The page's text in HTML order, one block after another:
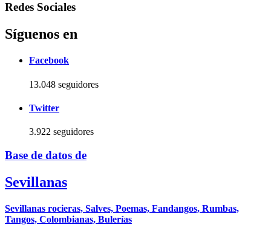
Redes Sociales
Síguenos en
Facebook
13.048 seguidores
Twitter
3.922 seguidores
Base de datos de
Sevillanas
Sevillanas rocieras, Salves, Poemas, Fandangos, Rumbas,
Tangos, Colombianas, Bulerías